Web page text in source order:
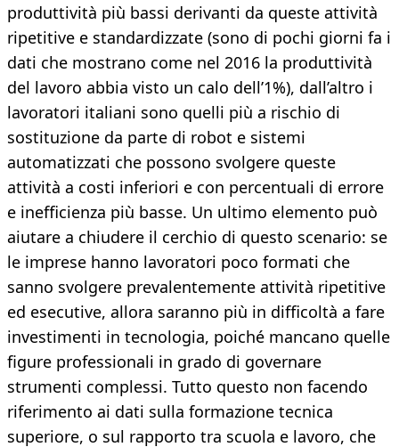
produttività più bassi derivanti da queste attività
ripetitive e standardizzate (sono di pochi giorni fa i
dati che mostrano come nel 2016 la produttività
del lavoro abbia visto un calo dell’1%), dall’altro i
lavoratori italiani sono quelli più a rischio di
sostituzione da parte di robot e sistemi
automatizzati che possono svolgere queste
attività a costi inferiori e con percentuali di errore
e inefficienza più basse. Un ultimo elemento può
aiutare a chiudere il cerchio di questo scenario: se
le imprese hanno lavoratori poco formati che
sanno svolgere prevalentemente attività ripetitive
ed esecutive, allora saranno più in difficoltà a fare
investimenti in tecnologia, poiché mancano quelle
figure professionali in grado di governare
strumenti complessi. Tutto questo non facendo
riferimento ai dati sulla formazione tecnica
superiore, o sul rapporto tra scuola e lavoro, che